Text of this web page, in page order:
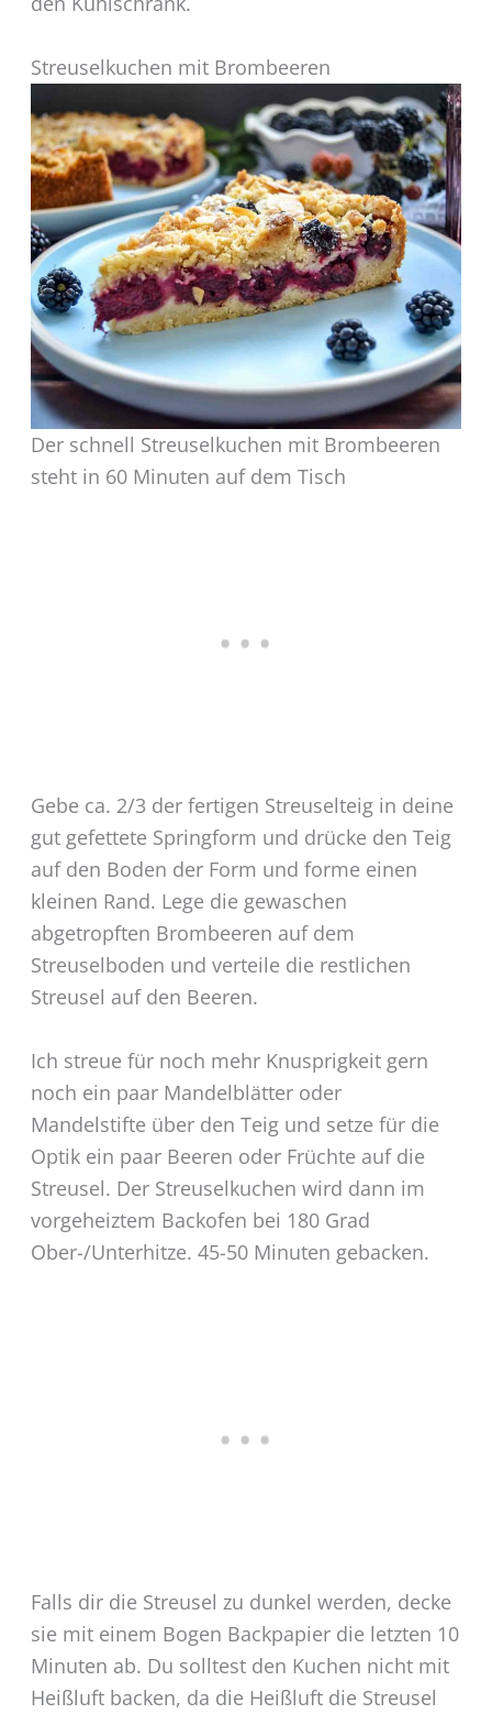
Streuselkuchen mit Brombeeren
Der schnell Streuselkuchen mit Brombeeren
steht in 60 Minuten auf dem Tisch
Gebe ca. 2/3 der fertigen Streuselteig in deine
gut gefettete Springform und drücke den Teig
auf den Boden der Form und forme einen
kleinen Rand. Lege die gewaschen
abgetropften Brombeeren auf dem
Streuselboden und verteile die restlichen
Streusel auf den Beeren.
Ich streue für noch mehr Knusprigkeit gern
noch ein paar Mandelblätter oder
Mandelstifte über den Teig und setze für die
Optik ein paar Beeren oder Früchte auf die
Streusel. Der Streuselkuchen wird dann im
vorgeheiztem Backofen bei 180 Grad
Ober-/Unterhitze. 45-50 Minuten gebacken.
Falls dir die Streusel zu dunkel werden, decke
sie mit einem Bogen Backpapier die letzten 10
Minuten ab. Du solltest den Kuchen nicht mit
Heißluft backen, da die Heißluft die Streusel